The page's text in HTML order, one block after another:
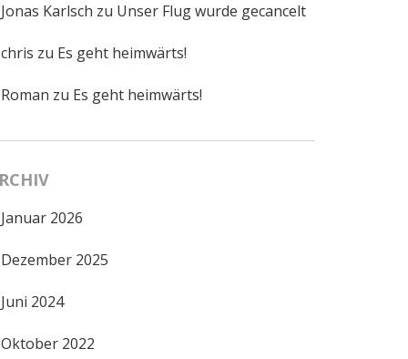
Jonas Karlsch zu Unser Flug wurde gecancelt
chris zu Es geht heimwärts!
Roman zu Es geht heimwärts!
Januar 2026
Dezember 2025
Juni 2024
Oktober 2022